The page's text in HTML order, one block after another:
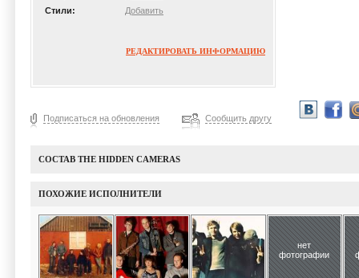
Стили:
Добавить
РЕДАКТИРОВАТЬ ИНФОРМАЦИЮ
Подписаться на обновления Сообщить другу
СОСТАВ THE HIDDEN CAMERAS
ПОХОЖИЕ ИСПОЛНИТЕЛИ
нет
фотографии